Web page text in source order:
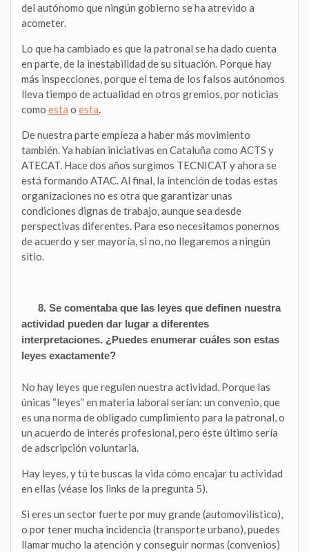
del autónomo que ningún gobierno se ha atrevido a
acometer.
Lo que ha cambiado es que la patronal se ha dado cuenta
en parte, de la inestabilidad de su situación. Porque hay
más inspecciones, porque el tema de los falsos autónomos
lleva tiempo de actualidad en otros gremios, por noticias
como esta o esta.
De nuestra parte empieza a haber más movimiento
también. Ya habían iniciativas en Cataluña como ACTS y
ATECAT. Hace dos años surgimos TECNICAT y ahora se
está formando ATAC. Al final, la intención de todas estas
organizaciones no es otra que garantizar unas
condiciones dignas de trabajo, aunque sea desde
perspectivas diferentes. Para eso necesitamos ponernos
de acuerdo y ser mayoría, si no, no llegaremos a ningún
sitio.
8. Se comentaba que las leyes que definen nuestra
actividad pueden dar lugar a diferentes
interpretaciones. ¿Puedes enumerar cuáles son estas
leyes exactamente?
No hay leyes que regulen nuestra actividad. Porque las
únicas “leyes” en materia laboral serían: un convenio, que
es una norma de obligado cumplimiento para la patronal, o
un acuerdo de interés profesional, pero éste último sería
de adscripción voluntaria.
Hay leyes, y tú te buscas la vida cómo encajar tu actividad
en ellas (véase los links de la pregunta 5).
Si eres un sector fuerte por muy grande (automovilístico),
o por tener mucha incidencia (transporte urbano), puedes
llamar mucho la atención y conseguir normas (convenios)